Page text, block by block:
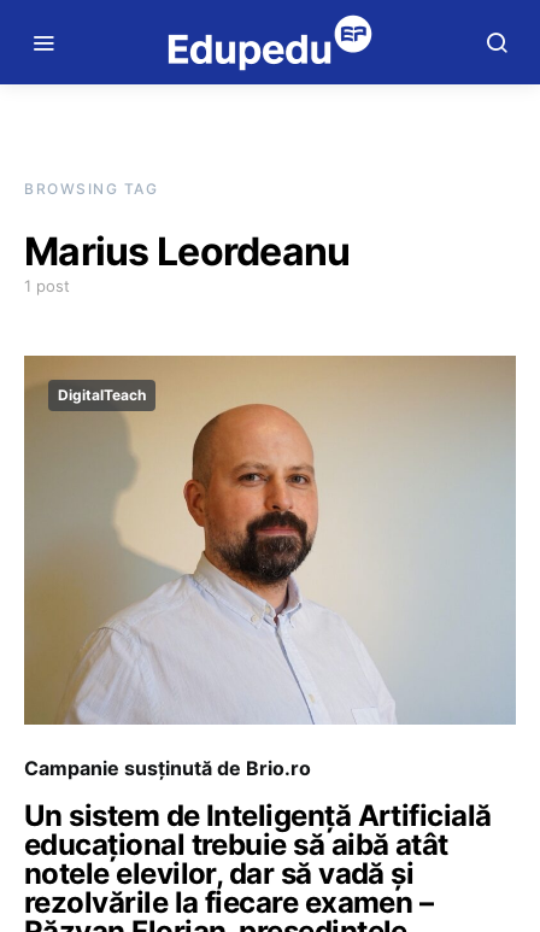
BROWSING TAG
Marius Leordeanu
1 post
DigitalTeach
Campanie susținută de Brio.ro
Un sistem de Inteligență Artificială
educațional trebuie să aibă atât
notele elevilor, dar să vadă și
rezolvările la fiecare examen –